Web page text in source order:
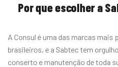
Por que escolher a
A Consul é uma das marcas mais
brasileiros, e a Sabtec tem
conserto e manutenção de toda